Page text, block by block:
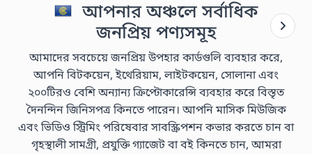
আপনার অঞ্চলে সর্বাধিক
জনপ্রিয় পণ্যসমূহ
আমাদের সবচেয়ে জনপ্রিয় উপহার কার্ডগুলি ব্যবহার করে,
আপনি বিটকয়েন, ইথেরিয়াম, লাইটকয়েন, সোলানা এবং
২০০টিরও বেশি অন্যান্য ক্রিপ্টোকারেন্সি ব্যবহার করে বিস্তৃত
দৈনন্দিন জিনিসপত্র কিনতে পারেন। আপনি মাসিক মিউজিক
এবং ভিডিও স্ট্রিমিং পরিষেবার সাবস্ক্রিপশন কভার করতে চান বা
গৃহস্থালী সামগ্রী, প্রযুক্তি গ্যাজেট বা বই কিনতে চান, আমরা